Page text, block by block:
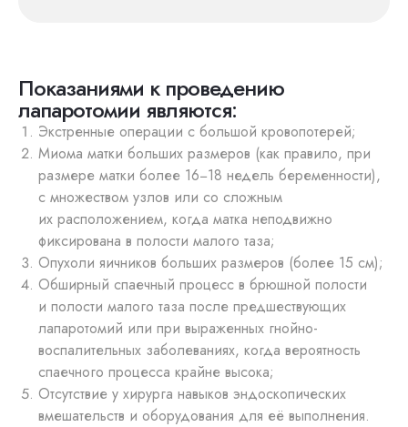
Показаниями к проведению
лапаротомии являются:
Экстренные операции с большой кровопотерей;
Миома матки больших размеров (как правило, при
размере матки более 16−18 недель беременности),
с множеством узлов или со сложным
их расположением, когда матка неподвижно
фиксирована в полости малого таза;
Опухоли яичников больших размеров (более 15 см);
Обширный спаечный процесс в брюшной полости
и полости малого таза после предшествующих
лапаротомий или при выраженных гнойно-
воспалительных заболеваниях, когда вероятность
спаечного процесса крайне высока;
Отсутствие у хирурга навыков эндоскопических
вмешательств и оборудования для её выполнения.